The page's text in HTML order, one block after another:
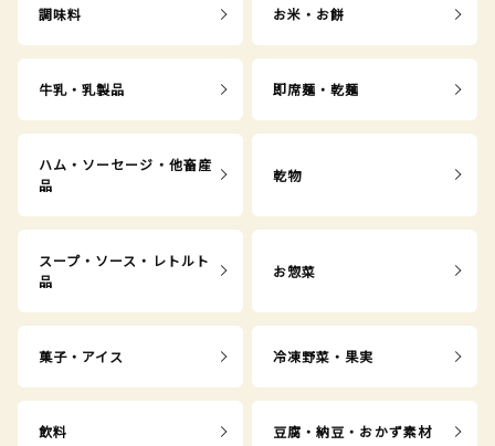
調味料 お米・お餅
牛乳・乳製品 即席麺・乾麺
ハム・ソーセージ・他畜産
品
乾物
スープ・ソース・レトルト
品
お惣菜
菓子・アイス 冷凍野菜・果実
飲料 豆腐・納豆・おかず素材